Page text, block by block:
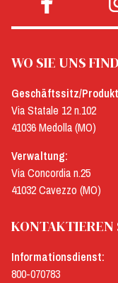
WO SIE UNS
Geschäftssitz/
Via Statale 12 n.102
41036 Medolla (MO)
Verwaltung:
Via Concordia n.25
41032 Cavezzo (MO)
KONTAKTIEREN
Informationsdienst:
800-070783